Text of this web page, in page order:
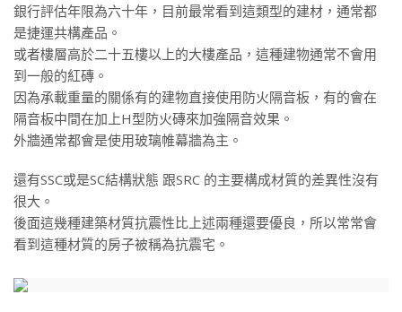
銀行評估年限為六十年，目前最常看到這類型的建材，通常都
是捷運共構產品。
或者樓層高於二十五樓以上的大樓產品，這種建物通常不會用
到一般的紅磚。
因為承載重量的關係有的建物直接使用防火隔音板，有的會在
隔音板中間在加上H型防火磚來加強隔音效果。
外牆通常都會是使用玻璃帷幕牆為主。
還有SSC或是SC結構狀態 跟SRC 的主要構成材質的差異性沒有
很大。
後面這幾種建築材質抗震性比上述兩種還要優良，所以常常會
看到這種材質的房子被稱為抗震宅。